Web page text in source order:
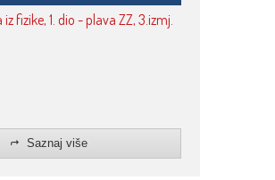
fizike, 1. dio - plava ZZ, 3.izmj.
Saznaj više